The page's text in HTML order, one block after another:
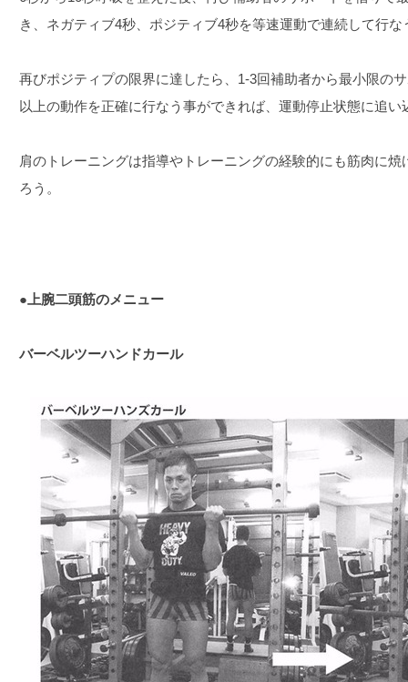
き、ネガティブ4秒、ポジティブ4秒を等速運動で連続して行な
再びポジティプの限界に達したら、1-3回補助者から最小限の
以上の動作を正確に行なう事ができれば、運動停止状態に追い
肩のトレーニングは指導やトレーニングの経験的にも筋肉に
ろう。
●上腕二頭筋のメニュー
バーベルツーハンドカール